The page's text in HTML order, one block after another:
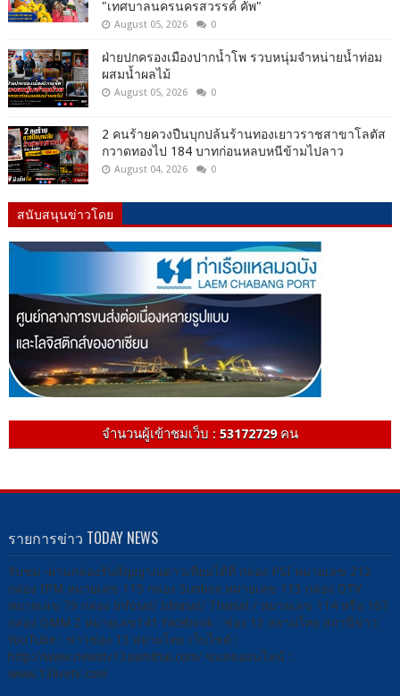
"เทศบาลนครนครสวรรค์ คัพ"
August 05, 2026 0
ฝ่ายปกครองเมืองปากน้ำโพ รวบหนุ่มจำหน่ายน้ำท่อม
ผสมน้ำผลไม้
August 05, 2026 0
2 คนร้ายควงปืนบุกปล้นร้านทองเยาวราชสาขาโลตัส
กวาดทองไป 184 บาทก่อนหลบหนีข้ามไปลาว
August 04, 2026 0
สนับสนุนข่าวโดย
จำนวนผู้เข้าชมเว็บ : 53172729คน
รายการข่าว TODAY NEWS
รับชม -ผ่านกล่องรับสัญญาณดาวเทียมได้ที่ กล่อง PSI หมายเลข 212
กล่อง IPM หมายเลข 115 กล่อง Sunbox หมายเลข 113 กล่อง DTV
หมายเลข 79 กล่อง Infosat/ Ideasat/ Thaisat / หมายเลข 114 หรือ 167
กล่อง GMM Z หมายเลข141 Facebook : ช่อง 13 สยามไทย สถานีข่าว
YouTube : ข่าวช่อง 13 สยามไทย เว็บไซต์ :
http://www.newstv13siamthai.com/ ชมสดออนไลน์ :
www.13livetv.com